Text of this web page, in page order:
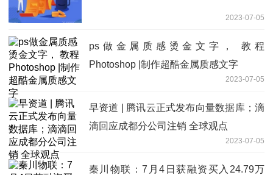
2023-07-05
ps做金属质感烫金文字， 教程
Photoshop |制作超酷金属质感文字
2023-07-05
早资道 | 腾讯云正式发布向量数据库；滴
滴回应成都分公司注销 全球观点
2023-07-05
秦川物联：7月4日获融资买入24.79万